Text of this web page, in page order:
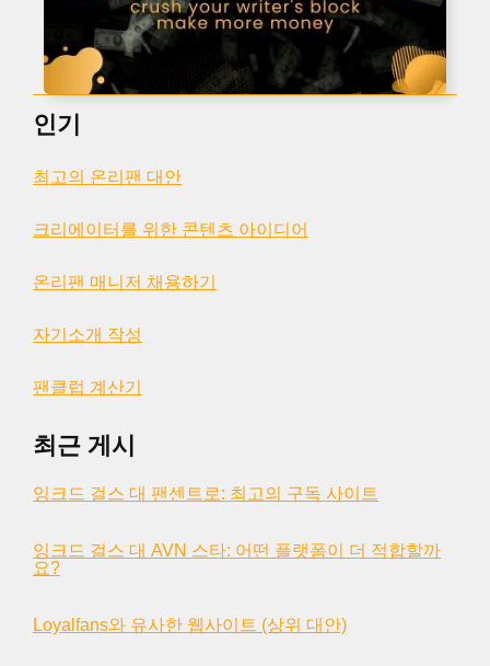
인기
최고의 온리팬 대안
크리에이터를 위한 콘텐츠 아이디어
온리팬 매니저 채용하기
자기소개 작성
팬클럽 계산기
최근 게시
잉크드 걸스 대 팬센트로: 최고의 구독 사이트
잉크드 걸스 대 AVN 스타: 어떤 플랫폼이 더 적합할까
요?
Loyalfans와 유사한 웹사이트 (상위 대안)